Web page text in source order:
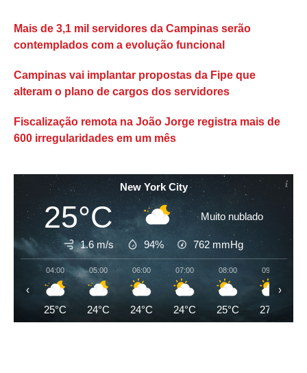
Mais de 3,1 mil servidores da Campinas serão
contemplados com a evolução funcional
Campinas vai implantar propostas da Fipe que
alteram o plano de cargos dos servidores
Fiscalização remota na João Jorge registra mais de
600 irregularidades em um mês
New York City
25°C Muito nublado
1.6 m/s 94% 762 mmHg
04:00
25°C
05:00
24°C
06:00
24°C
07:00
24°C
08:00
25°C
09:00
27°C
‹ ›